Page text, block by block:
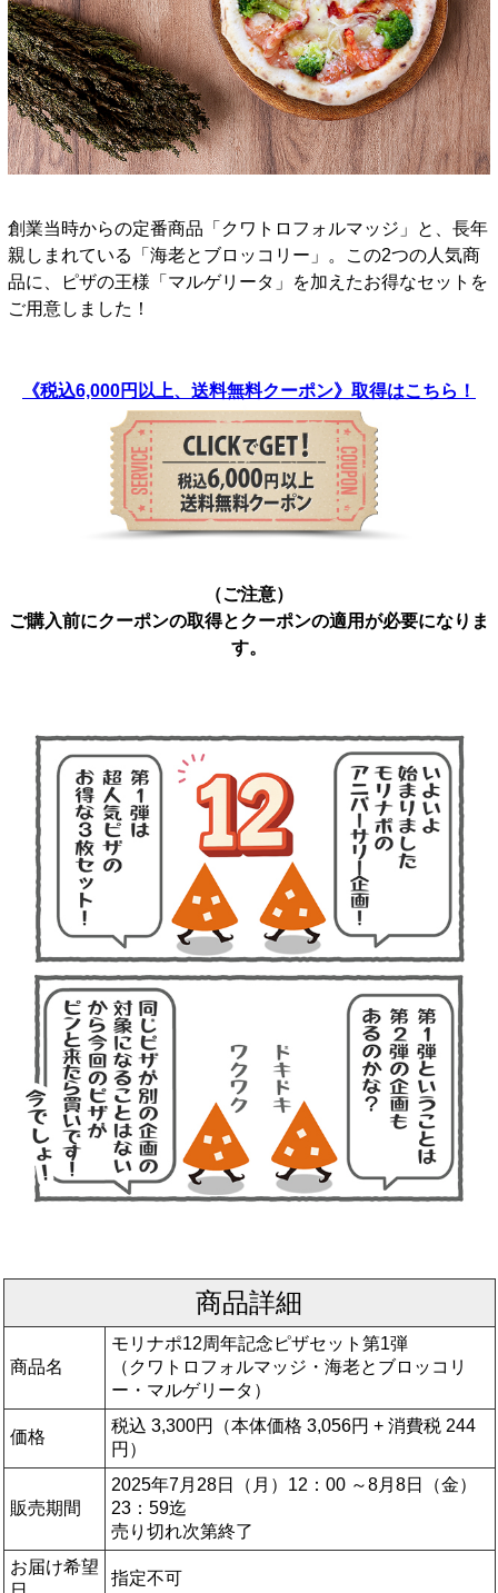
創業当時からの定番商品「クワトロフォルマッジ」と、長年
親しまれている「海老とブロッコリー」。この2つの人気商
品に、ピザの王様「マルゲリータ」を加えたお得なセットを
ご用意しました！
《税込6,000円以上、送料無料クーポン》取得はこちら！
（ご注意）
ご購入前にクーポンの取得とクーポンの適用が必要になりま
す。
商品詳細
商品名
モリナポ12周年記念ピザセット第1弾
（クワトロフォルマッジ・海老とブロッコリ
ー・マルゲリータ）
価格
税込 3,300円（本体価格 3,056円 + 消費税 244
円）
販売期間
2025年7月28日（月）12：00 ～8月8日（金）
23：59迄
売り切れ次第終了
お届け希望
指定不可